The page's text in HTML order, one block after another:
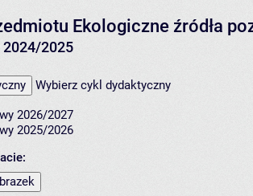
Ekologiczne źródła
2025
Wybierz cykl dydaktyczny
2026/2027
2025/2026